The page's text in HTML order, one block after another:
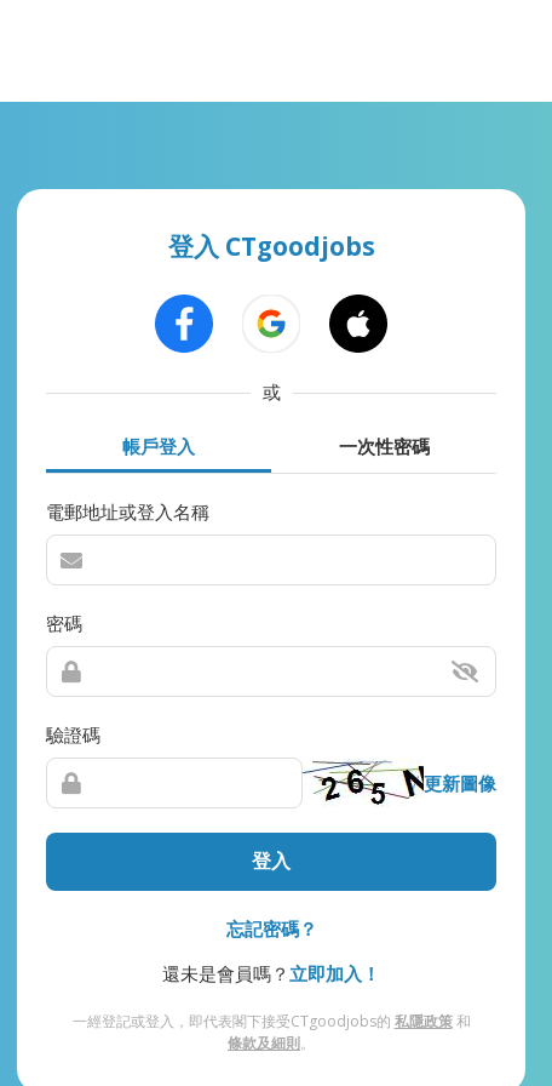
登入 CTgoodjobs
或
帳戶登入 一次性密碼
電郵地址或登入名稱
密碼
驗證碼
更新圖像
登入
忘記密碼？
還未是會員嗎？ 立即加入！
一經登記或登入，即代表閣下接受CTgoodjobs的 私隱政策和
條款及細則。